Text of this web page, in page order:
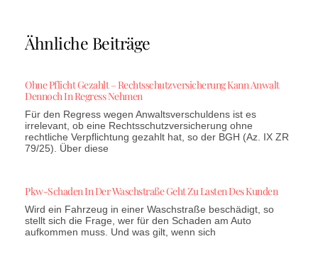
Ähnliche Beiträge
Ohne Pflicht Gezahlt – Rechtsschutzversicherung Kann Anwalt
Dennoch In Regress Nehmen
Für den Regress wegen Anwaltsverschuldens ist es
irrelevant, ob eine Rechtsschutzversicherung ohne
rechtliche Verpflichtung gezahlt hat, so der BGH (Az. IX ZR
79/25). Über diese
Pkw-Schaden In Der Waschstraße Geht Zu Lasten Des Kunden
Wird ein Fahrzeug in einer Waschstraße beschädigt, so
stellt sich die Frage, wer für den Schaden am Auto
aufkommen muss. Und was gilt, wenn sich